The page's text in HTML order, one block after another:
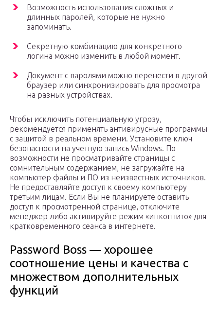
Возможность использования сложных и
длинных паролей, которые не нужно
запоминать.
Секретную комбинацию для конкретного
логина можно изменить в любой момент.
Документ с паролями можно перенести в другой
браузер или синхронизировать для просмотра
на разных устройствах.
Чтобы исключить потенциальную угрозу,
рекомендуется применять антивирусные программы
с защитой в реальном времени. Установите ключ
безопасности на учетную запись Windows. По
возможности не просматривайте страницы с
сомнительным содержанием, не загружайте на
компьютер файлы и ПО из неизвестных источников.
Не предоставляйте доступ к своему компьютеру
третьим лицам. Если Вы не планируете оставить
доступ к просмотренной странице, отключите
менеджер либо активируйте режим «инкогнито» для
кратковременного сеанса в интернете.
Password Boss — хорошее
соотношение цены и качества с
множеством дополнительных
функций